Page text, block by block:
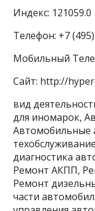
Индекс: 121059.0
Телефон: +7
Мобильный
Сайт: http://
вид
для иномарок,
Автомобильные
диагностика
Ремонт АКПП,
Ремонт
части